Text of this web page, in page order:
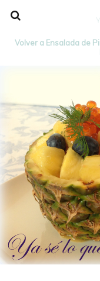
Volver a Ensalada de